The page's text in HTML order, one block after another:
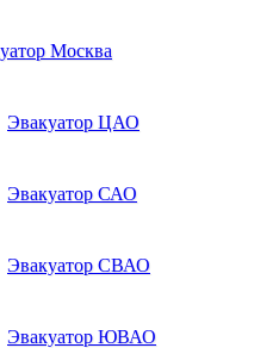
Москва
Эвакуатор ЦАО
Эвакуатор САО
Эвакуатор СВАО
Эвакуатор ЮВАО